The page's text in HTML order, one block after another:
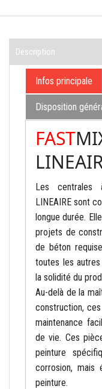
Description
Infos principale
Disposition
FAST
Les centrales
LINEAIRE sont
longue durée.
projets de
de béton
toutes les
la solidité du
Au-delà de la
construction,
maintenance
de vie. Ces
peinture
corrosion, mais
peinture.